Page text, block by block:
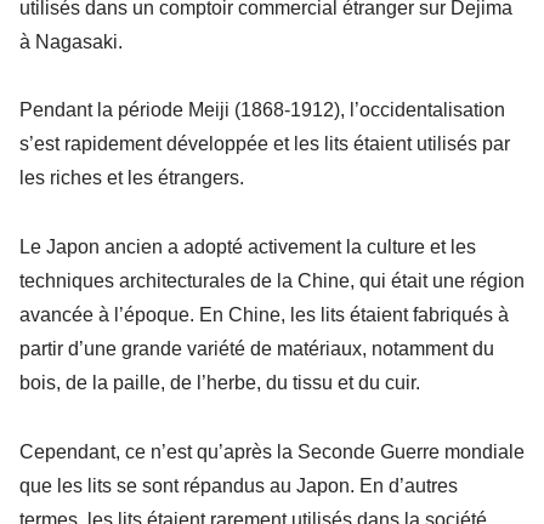
utilisés dans un comptoir commercial étranger sur Dejima
à Nagasaki.
Pendant la période Meiji (1868-1912), l’occidentalisation
s’est rapidement développée et les lits étaient utilisés par
les riches et les étrangers.
Le Japon ancien a adopté activement la culture et les
techniques architecturales de la Chine, qui était une région
avancée à l’époque. En Chine, les lits étaient fabriqués à
partir d’une grande variété de matériaux, notamment du
bois, de la paille, de l’herbe, du tissu et du cuir.
Cependant, ce n’est qu’après la Seconde Guerre mondiale
que les lits se sont répandus au Japon. En d’autres
termes, les lits étaient rarement utilisés dans la société